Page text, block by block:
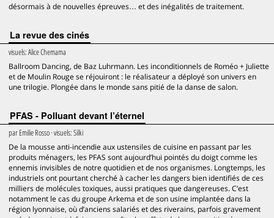
désormais à de nouvelles épreuves… et des inégalités de traitement.
La revue des cinés
visuels:Alice Chemama
Ballroom Dancing, de Baz Luhrmann. Les inconditionnels de Roméo + Juliette
et de Moulin Rouge se réjouiront : le réalisateur a déployé son univers en
une trilogie. Plongée dans le monde sans pitié de la danse de salon.
PFAS - Polluant devant l’éternel
parEmilie Rosso· visuels:Silki
De la mousse anti-incendie aux ustensiles de cuisine en passant par les
produits ménagers, les PFAS sont aujourd’hui pointés du doigt comme les
ennemis invisibles de notre quotidien et de nos organismes. Longtemps, les
industriels ont pourtant cherché à cacher les dangers bien identifiés de ces
milliers de molécules toxiques, aussi pratiques que dangereuses. C’est
notamment le cas du groupe Arkema et de son usine implantée dans la
région lyonnaise, où d’anciens salariés et des riverains, parfois gravement